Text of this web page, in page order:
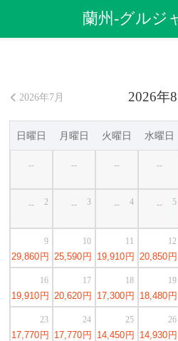
格安航空券
蘭州発グルジャ行き格安航空券
蘭州-グルジ
2026年
 2026年7月
日曜日 月曜日 火曜日 水曜日
-- -- -- --
-- 2 -- 3 -- 4 -- 5
29,860円
9
25,590円
10
19,910円
11
20,850円
12
19,910円
16
20,620円
17
17,300円
18
18,480円
19
17,770円
23
17,770円
24
14,450円
25
14,930円
26